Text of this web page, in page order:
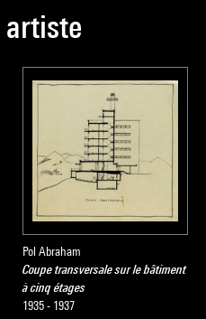
artiste
Pol Abraham
Coupe transversale sur le bâtiment
à cinq étages
1935 - 1937